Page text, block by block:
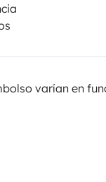
varían en